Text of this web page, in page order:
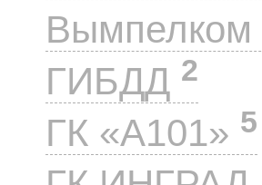
Вымпелком
ГИБДД 2
ГК «А101» 5